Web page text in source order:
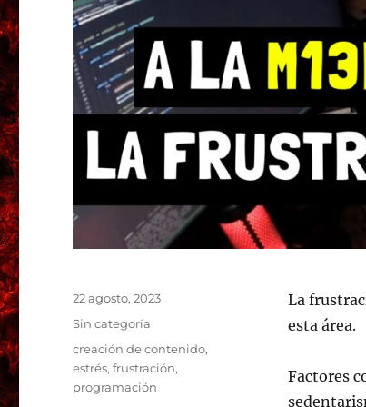
La
esta área.
Factores
Publicado
el
22 agosto, 2023
Categorías
Sin categoría
Etiquetas
creación de contenido,
estrés,frustración,
programación